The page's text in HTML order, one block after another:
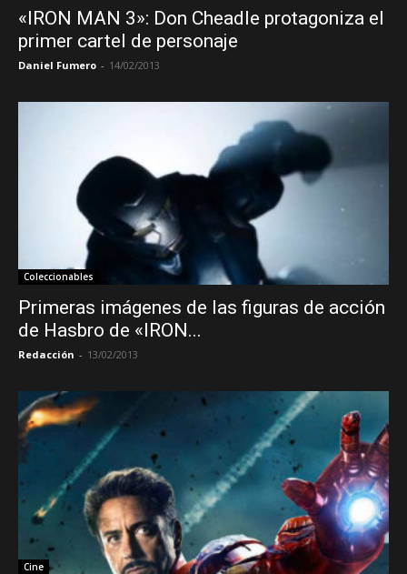
«IRON MAN 3»: Don Cheadle protagoniza el
primer cartel de personaje
Daniel Fumero - 14/02/2013
Coleccionables
Primeras imágenes de las figuras de acción
de Hasbro de «IRON...
Redacción - 13/02/2013
Cine